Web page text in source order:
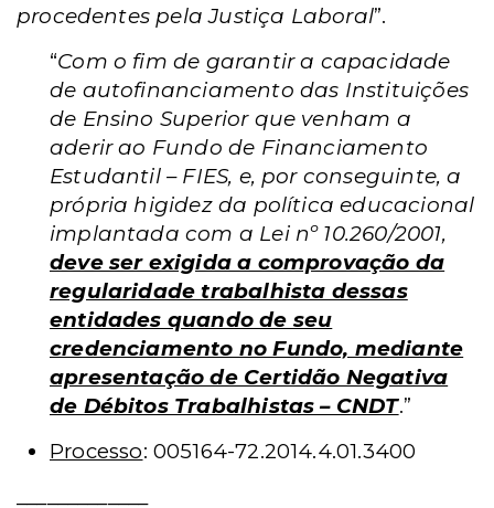
procedentes pela Justiça Laboral”.
“Com o fim de garantir a capacidade
de autofinanciamento das Instituições
de Ensino Superior que venham a
aderir ao Fundo de Financiamento
Estudantil – FIES, e, por conseguinte, a
própria higidez da política educacional
implantada com a Lei nº 10.260/2001,
deve ser exigida a comprovação da
regularidade trabalhista dessas
entidades quando de seu
credenciamento no Fundo, mediante
apresentação de Certidão Negativa
de Débitos Trabalhistas – CNDT.”
Processo: 005164-72.2014.4.01.3400